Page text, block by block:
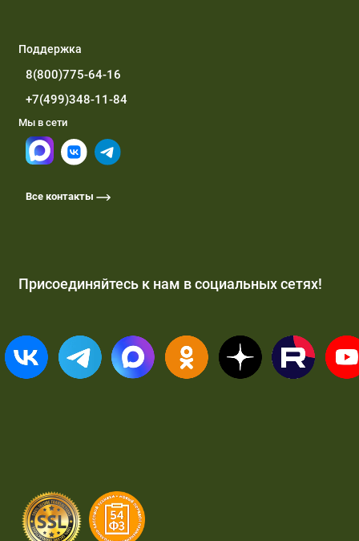
Поддержка
8(800)775-64-16
+7(499)348-11-84
Мы в сети
Все контакты
Присоединяйтесь к нам в социальных сетях!